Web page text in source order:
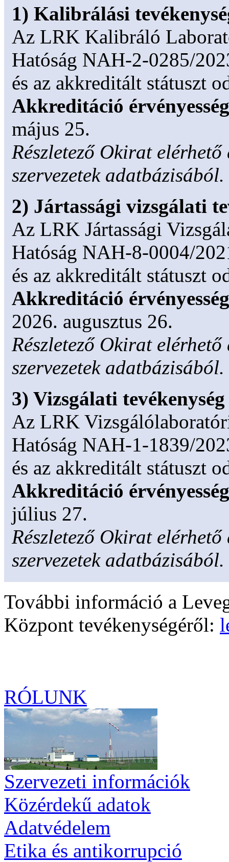
1) Kalibrálási
Az LRK Kalibráló
Hatóság NAH-2-0285/
és az akkreditált státuszt
Akkreditáció
május 25.
Részletező Okirat
szervezetek adatbázisából.
2) Jártassági vizsgálati
Az LRK Jártassági
Hatóság NAH-8-0004/
és az akkreditált státuszt
Akkreditáció
2026. augusztus 26.
Részletező Okirat
szervezetek adatbázisából.
3) Vizsgálati tevékenység
Az LRK
Hatóság NAH-1-1839/
és az akkreditált státuszt
Akkreditáció
július 27.
Részletező Okirat
szervezetek adatbázisából.
További információ a
Központ tevékenységéről:
RÓLUNK
Szervezeti információk
Közérdekű adatok
Adatvédelem
Etika és antikorrupció